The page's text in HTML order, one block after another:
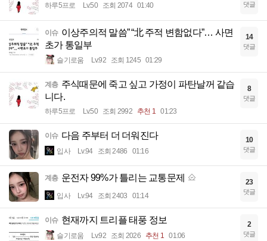
하루5프로 Lv.50 조회 2074 01:40 댓글
이슈 이상주의적 말씀” “北 주적 변함없다”… 사면
초가 통일부
슬기로움 Lv.92 조회 1245 01:29
14
댓글
계층 주식때문에 죽고 싶고 가정이 파탄날꺼 같습
니다.
하루5프로 Lv.50 조회 2992 추천 1 01:23
8
댓글
이슈 다음 주부터 더 더워진다
입사 Lv.94 조회 2486 01:16
10
댓글
계층 운전자 99%가 틀리는 교통문제
입사 Lv.94 조회 2403 01:14
23
댓글
이슈 현재까지 트리플 태풍 정보
슬기로움 Lv.92 조회 2026 추천 1 01:06
2
댓글